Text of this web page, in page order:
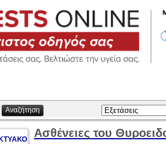
Αναζήτηση
Ασθένειες του